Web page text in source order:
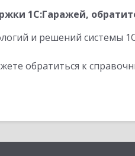
1С:Гаражей,
и решений системы
обратиться к